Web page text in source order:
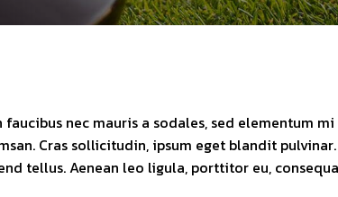
faucibus nec mauris a sodales, sed elementum
Cras sollicitudin, ipsum eget blandit
tellus. Aenean leo ligula, porttitor eu,